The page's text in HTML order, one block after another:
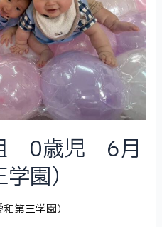
0歳児 6月
園）
第三学園）